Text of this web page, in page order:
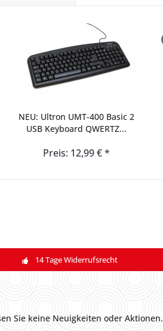
NEU: Ultron UMT-400 Basic 2
USB Keyboard QWERTZ...
Preis: 12,99 € *
14 Tage Widerrufsrecht
Sie keine Neuigkeiten oder Aktionen.